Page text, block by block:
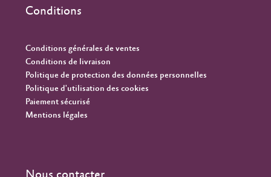
Conditions
Conditions générales de ventes
Conditions de livraison
Politique de protection des données personnelles
Politique d'utilisation des cookies
Paiement sécurisé
Mentions légales